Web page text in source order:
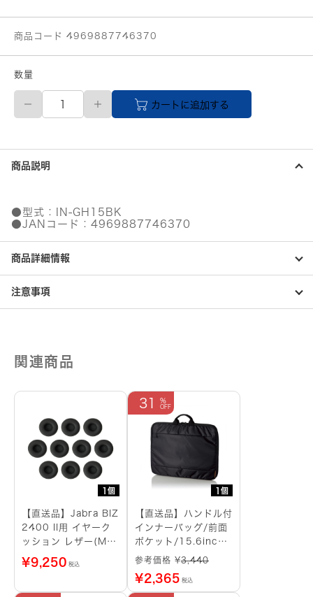
商品コード 4969887746370
数量
【直
品】
ン
ワ
サ
イ
取
付
き
PC
イ
ン
ー
チ
ワ
イ
ド・
ブ
ク）
個
カートに追加する
商品説明
●型式：IN-GH15BK
●JANコード：4969887746370
商品詳細情報
注意事項
関連商品
1個
【直送品】Jabra BIZ
2400 II用 イヤーク
ッション レザー(M)
(10個入)
¥9,250 税込
1個
31
【直送品】ハンドル付
インナーバッグ/前面
ポケット/15.6inch/
ブラック
参考価格 ¥3,440
¥2,365 税込